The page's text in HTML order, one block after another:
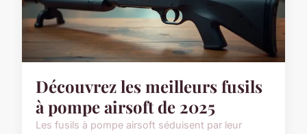
Découvrez les meilleurs fusils
à pompe airsoft de 2025
Les fusils à pompe airsoft séduisent par leur